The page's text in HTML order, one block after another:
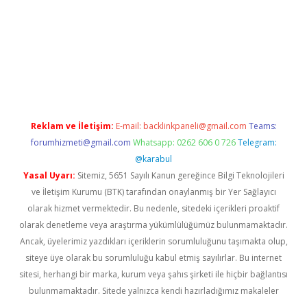
Reklam ve İletişim: E-mail: backlinkpaneli@gmail.com Teams:
forumhizmeti@gmail.com Whatsapp: 0262 606 0 726 Telegram:
@karabul
Yasal Uyarı: Sitemiz, 5651 Sayılı Kanun gereğince Bilgi Teknolojileri
ve İletişim Kurumu (BTK) tarafından onaylanmış bir Yer Sağlayıcı
olarak hizmet vermektedir. Bu nedenle, sitedeki içerikleri proaktif
olarak denetleme veya araştırma yükümlülüğümüz bulunmamaktadır.
Ancak, üyelerimiz yazdıkları içeriklerin sorumluluğunu taşımakta olup,
siteye üye olarak bu sorumluluğu kabul etmiş sayılırlar. Bu internet
sitesi, herhangi bir marka, kurum veya şahıs şirketi ile hiçbir bağlantısı
bulunmamaktadır. Sitede yalnızca kendi hazırladığımız makaleler